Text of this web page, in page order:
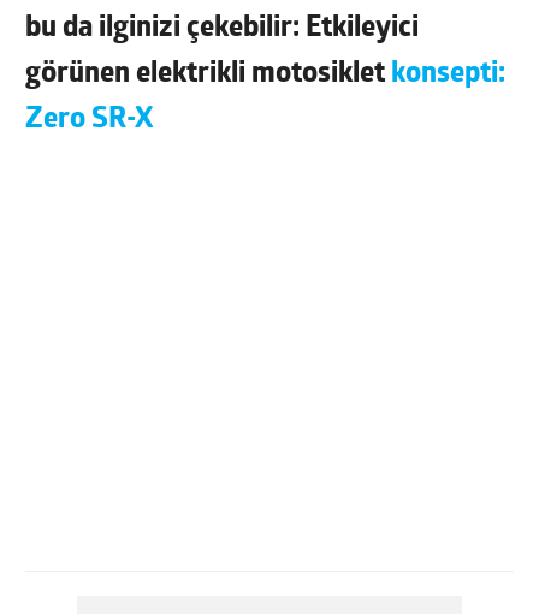
bu da ilginizi çekebilir: Etkileyici
görünen elektrikli motosiklet konsepti:
Zero SR-X